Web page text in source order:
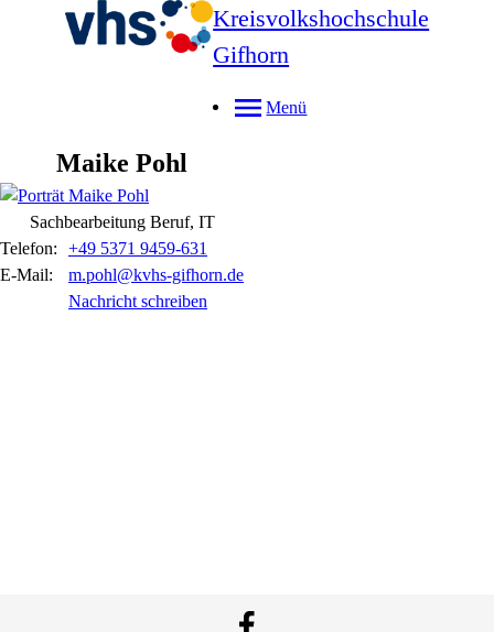
Kreisvolkshochschule
Gifhorn
Menü
Maike Pohl
Sachbearbeitung Beruf, IT
Telefon:
+49 5371 9459-631
E-Mail:
m.pohl@kvhs-gifhorn.de
Nachricht schreiben